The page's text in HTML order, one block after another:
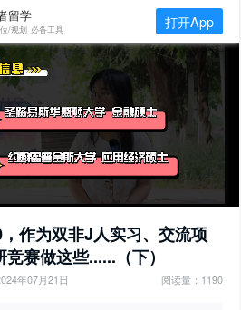
留学
/规划 必备工具 打开App
作为双非J人实习、交流项
竞赛做这些......（下）
年07月21日 阅读量：1190